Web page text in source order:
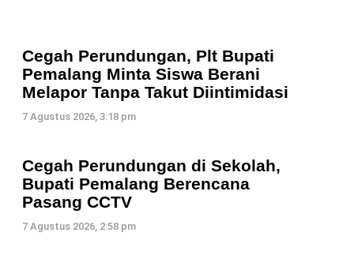
Cegah Perundungan, Plt Bupati
Pemalang Minta Siswa Berani
Melapor Tanpa Takut Diintimidasi
7 Agustus 2026, 3:18 pm
Cegah Perundungan di Sekolah,
Bupati Pemalang Berencana
Pasang CCTV
7 Agustus 2026, 2:58 pm